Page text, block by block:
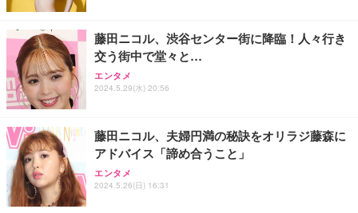
藤田ニコル、渋谷センター街に降臨！人々行き
交う街中で堂々と…
エンタメ
2024.5.29(水) 20:56
藤田ニコル、夫婦円満の秘訣をオリラジ藤森に
アドバイス「諦め合うこと」
エンタメ
2024.5.26(日) 16:31